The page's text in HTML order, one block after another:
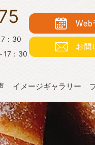
：30
：30
イメージギャラリー